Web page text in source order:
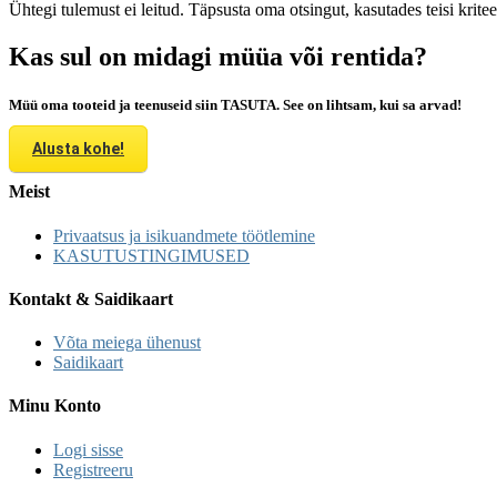
Ühtegi tulemust ei leitud. Täpsusta oma otsingut, kasutades teisi
Kas sul on midagi müüa või rentida?
Müü oma tooteid ja teenuseid siin TASUTA. See on lihtsam, kui sa arvad!
Alusta kohe!
Meist
Privaatsus ja isikuandmete töötlemine
KASUTUSTINGIMUSED
Kontakt & Saidikaart
Võta meiega ühenust
Saidikaart
Minu Konto
Logi sisse
Registreeru